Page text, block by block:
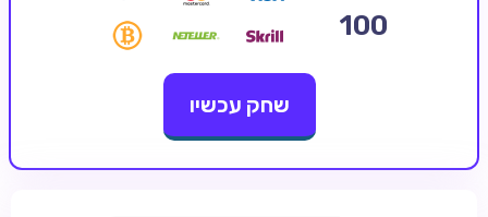
בונוסים בקזינו אונליין
100
שחק עכשיו